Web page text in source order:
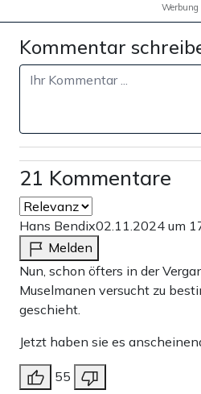
Werbung
Kommentar
21 Kommentare
Hans Bendix02.11.2024 um
Melden
Nun, schon öfters in der
Muselmanen versucht zu
geschieht.
Jetzt haben sie es
55